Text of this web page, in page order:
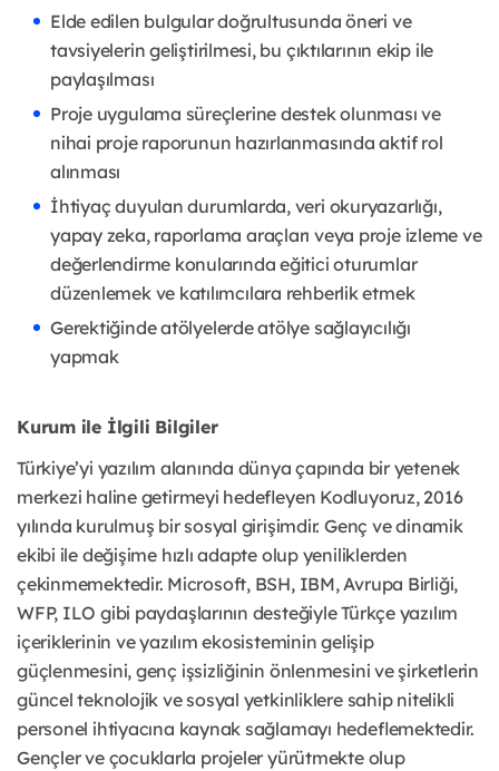
Elde edilen bulgular doğrultusunda öneri ve
tavsiyelerin geliştirilmesi, bu çıktılarının ekip ile
paylaşılması
Proje uygulama süreçlerine destek olunması ve
nihai proje raporunun hazırlanmasında aktif rol
alınması
İhtiyaç duyulan durumlarda, veri okuryazarlığı,
yapay zeka, raporlama araçları veya proje izleme ve
değerlendirme konularında eğitici oturumlar
düzenlemek ve katılımcılara rehberlik etmek
Gerektiğinde atölyelerde atölye sağlayıcılığı
yapmak
Kurum ile İlgili Bilgiler
Türkiye’yi yazılım alanında dünya çapında bir yetenek
merkezi haline getirmeyi hedefleyen Kodluyoruz, 2016
yılında kurulmuş bir sosyal girişimdir. Genç ve dinamik
ekibi ile değişime hızlı adapte olup yeniliklerden
çekinmemektedir. Microsoft, BSH, IBM, Avrupa Birliği,
WFP, ILO gibi paydaşlarının desteğiyle Türkçe yazılım
içeriklerinin ve yazılım ekosisteminin gelişip
güçlenmesini, genç işsizliğinin önlenmesini ve şirketlerin
güncel teknolojik ve sosyal yetkinliklere sahip nitelikli
personel ihtiyacına kaynak sağlamayı hedeflemektedir.
Gençler ve çocuklarla projeler yürütmekte olup